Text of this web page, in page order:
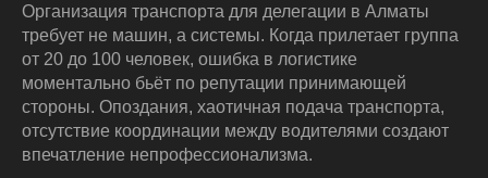
Организация транспорта для делегации в Алматы
требует не машин, а системы. Когда прилетает группа
от 20 до 100 человек, ошибка в логистике
моментально бьёт по репутации принимающей
стороны. Опоздания, хаотичная подача транспорта,
отсутствие координации между водителями создают
впечатление непрофессионализма.